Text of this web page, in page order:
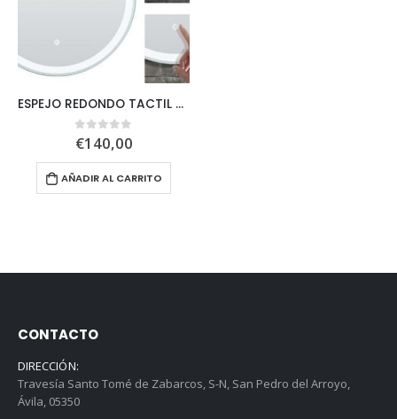
ESPEJO REDONDO TACTIL CON LUZ LED
0out of 5
€140,00
AÑADIR AL CARRITO
CONTACTO
DIRECCIÓN:
Travesía Santo Tomé de Zabarcos, S-N, San Pedro del Arroyo,
Ávila, 05350